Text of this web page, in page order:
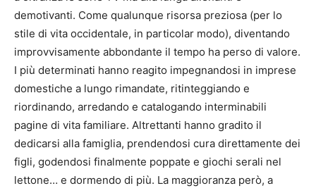
demotivanti. Come qualunque risorsa preziosa (per lo
stile di vita occidentale, in particolar modo), diventando
improvvisamente abbondante il tempo ha perso di valore.
I più determinati hanno reagito impegnandosi in imprese
domestiche a lungo rimandate, ritinteggiando e
riordinando, arredando e catalogando interminabili
pagine di vita familiare. Altrettanti hanno gradito il
dedicarsi alla famiglia, prendendosi cura direttamente dei
figli, godendosi finalmente poppate e giochi serali nel
lettone… e dormendo di più. La maggioranza però, a